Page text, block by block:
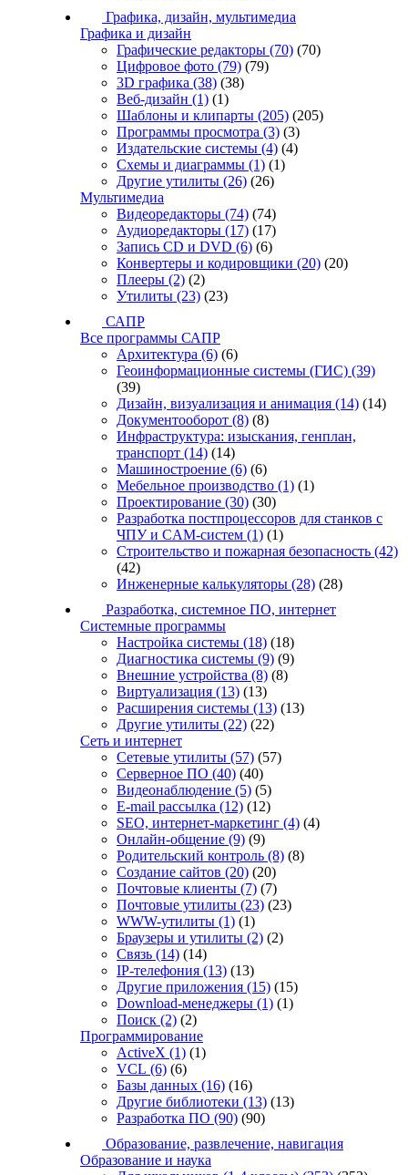
Графика, дизайн, мультимедиа
Графика и дизайн
Графические редакторы (70) (70)
Цифровое фото (79) (79)
3D графика (38) (38)
Веб-дизайн (1) (1)
Шаблоны и клипарты (205) (205)
Программы просмотра (3) (3)
Издательские системы (4) (4)
Схемы и диаграммы (1) (1)
Другие утилиты (26) (26)
Мультимедиа
Видеоредакторы (74) (74)
Аудиоредакторы (17) (17)
Запись CD и DVD (6) (6)
Конвертеры и кодировщики (20) (20)
Плееры (2) (2)
Утилиты (23) (23)
САПР
Все программы САПР
Архитектура (6) (6)
Геоинформационные системы (ГИС) (39)
(39)
Дизайн, визуализация и анимация (14) (14)
Документооборот (8) (8)
Инфраструктура: изыскания, генплан,
транспорт (14) (14)
Машиностроение (6) (6)
Мебельное производство (1) (1)
Проектирование (30) (30)
Разработка постпроцессоров для станков с
ЧПУ и CAM-систем (1) (1)
Строительство и пожарная безопасность (42)
(42)
Инженерные калькуляторы (28) (28)
Разработка, системное ПО, интернет
Системные программы
Настройка системы (18) (18)
Диагностика системы (9) (9)
Внешние устройства (8) (8)
Виртуализация (13) (13)
Расширения системы (13) (13)
Другие утилиты (22) (22)
Сеть и интернет
Сетевые утилиты (57) (57)
Серверное ПО (40) (40)
Видеонаблюдение (5) (5)
E-mail рассылка (12) (12)
SEO, интернет-маркетинг (4) (4)
Онлайн-общение (9) (9)
Родительский контроль (8) (8)
Создание сайтов (20) (20)
Почтовые клиенты (7) (7)
Почтовые утилиты (23) (23)
WWW-утилиты (1) (1)
Браузеры и утилиты (2) (2)
Связь (14) (14)
IP-телефония (13) (13)
Другие приложения (15) (15)
Download-менеджеры (1) (1)
Поиск (2) (2)
Программирование
ActiveX (1) (1)
VCL (6) (6)
Базы данных (16) (16)
Другие библиотеки (13) (13)
Разработка ПО (90) (90)
Образование, развлечение, навигация
Образование и наука